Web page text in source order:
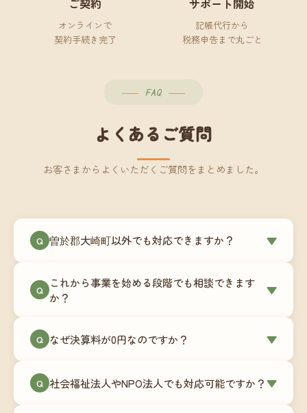
ご契約
オンラインで
契約手続き完了
サポート開始
記帳代行から
税務申告まで丸ごと
FAQ
よくあるご質問
お客さまからよくいただくご質問をまとめました。
Q 曽於郡大崎町以外でも対応できますか？ ▼
す。Zoomやチャットツールを使ったオンラインで
のやり取りが中心ですので、地域を問わずサポー
地域の事業者さまにご利用いただいています。
Q
これから事業を始める段階でも相談できます
か？
▼
180,000円〜）をご用意しています。事業計画の段
談にも対応しています。
Q なぜ決算料が0円なのですか？ ▼
次で進めています。そのため、決算時に追加の作
Q 社会福祉法人やNPO法人でも対応可能ですか？▼